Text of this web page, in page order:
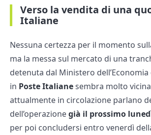
Verso la vendita di una
Italiane
Nessuna certezza per il momento
ma la messa sul mercato di una
detenuta dal Ministero dell’Economia
in Poste Italianesembra molto
attualmente in circolazione parlano
dell’operazionegià il prossimo
per poi concludersi entro venerdì